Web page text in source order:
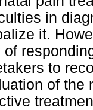
in
it.
of
to
of the